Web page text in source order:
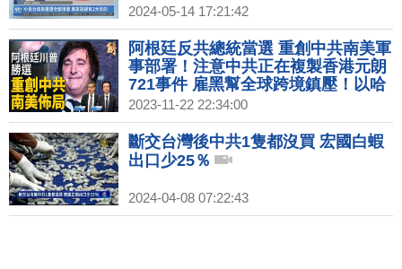
2024-05-14 17:21:42
阿根廷反共總統當選 重創中共南美軍
事部署！注意中共正在複製香港元朗
721事件 雇黑幫全球跨境鎮壓！以哈
就要停火？中共意圖在中東牽制美軍
無果！｜桑普｜吳明杰｜新聞大破解
【2023年11月22日】
2023-11-22 22:34:00
斷交台灣後中共1隻都沒買 宏國白蝦
出口少25％
2024-04-08 07:22:43